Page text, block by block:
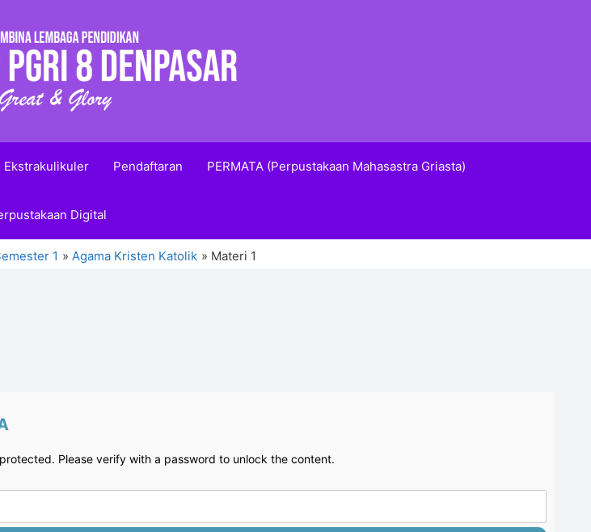
Ekstrakulikuler Pendaftaran PERMATA (Perpustakaan Mahasastra Griasta)
Digital
1 Agama Kristen Katolik Materi 1
Please verify with a password to unlock the content.